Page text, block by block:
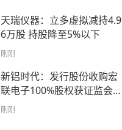
天瑞仪器：立多虚拟减持4.9
6万股 持股降至5%以下
刚刚
新铝时代：发行股份收购宏
联电子100%股权获证监会
批复
刚刚